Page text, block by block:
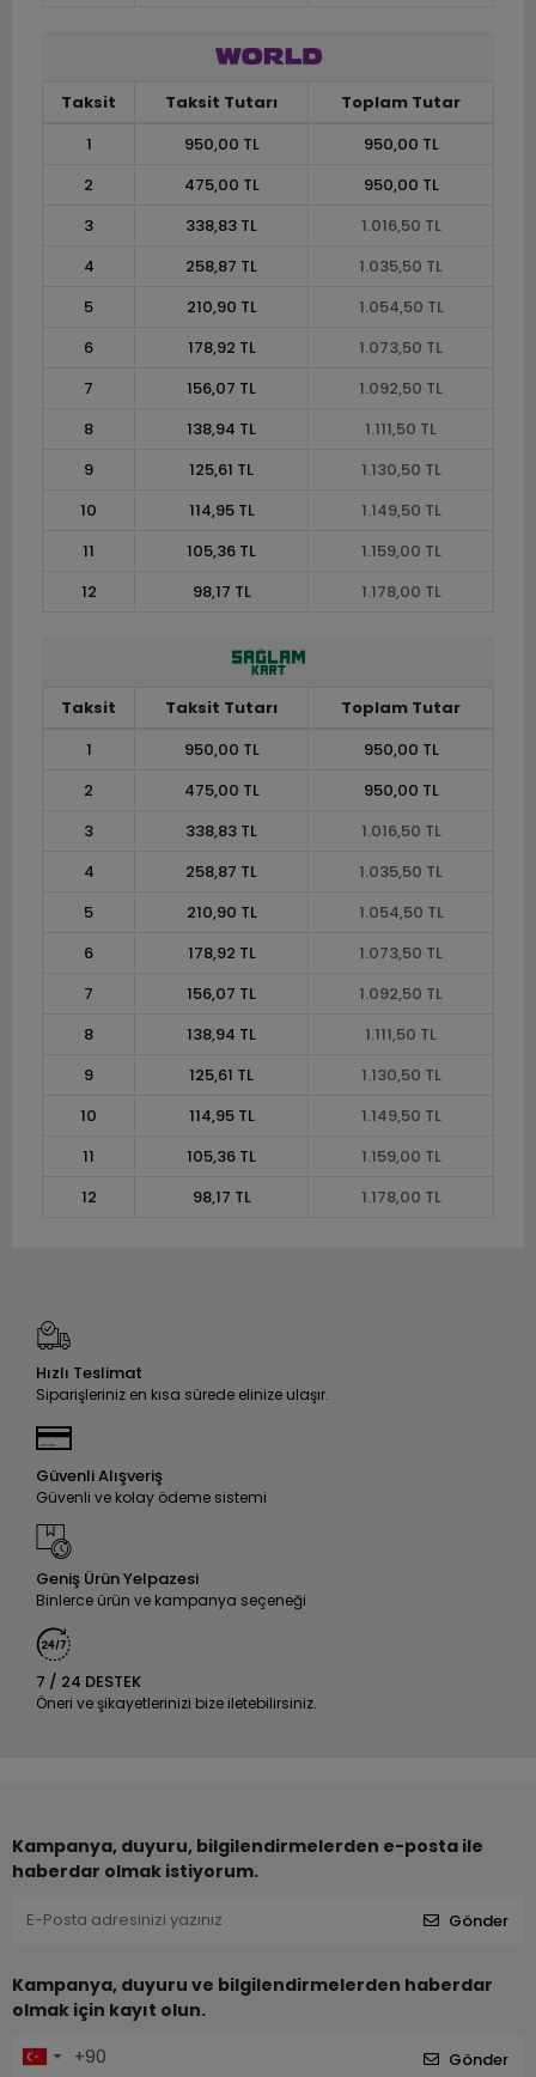
Taksit Taksit Tutarı
Toplam Tutar
1
950,00 TL
950,00 TL
2
475,00 TL
950,00 TL
3
338,83 TL
1.016,50 TL
4
258,87 TL
1.035,50 TL
5
210,90 TL
1.054,50 TL
6
178,92 TL
1.073,50 TL
7
156,07 TL
1.092,50 TL
8
138,94 TL
1.111,50 TL
9
125,61 TL
1.130,50 TL
10
114,95 TL
1.149,50 TL
11
105,36 TL
1.159,00 TL
12
98,17 TL 1.178,00 TL
Taksit Taksit Tutarı
Toplam Tutar
1
950,00 TL
950,00 TL
2
475,00 TL
950,00 TL
3
338,83 TL
1.016,50 TL
4
258,87 TL
1.035,50 TL
5
210,90 TL
1.054,50 TL
6
178,92 TL
1.073,50 TL
7
156,07 TL
1.092,50 TL
8
138,94 TL
1.111,50 TL
9
125,61 TL
1.130,50 TL
10
114,95 TL
1.149,50 TL
11
105,36 TL
1.159,00 TL
12
98,17 TL 1.178,00 TL
Hızlı Teslimat
Siparişleriniz en kısa sürede elinize ulaşır.
Güvenli Alışveriş
Güvenli ve kolay ödeme sistemi
Geniş Ürün Yelpazesi
Binlerce ürün ve kampanya seçeneği
7 / 24 DESTEK
Öneri ve şikayetlerinizi bize iletebilirsiniz.
Kampanya, duyuru, bilgilendirmelerden e-posta ile
haberdar olmak istiyorum.
Gönder
Kampanya, duyuru ve bilgilendirmelerden haberdar
olmak için kayıt olun.
Gönder